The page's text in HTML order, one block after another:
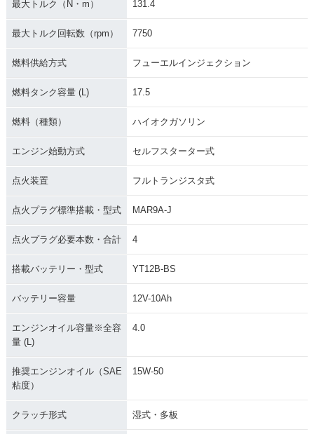
最大トルク（N・m） 131.4
最大トルク回転数（rpm） 7750
燃料供給方式 フューエルインジェクション
燃料タンク容量 (L) 17.5
燃料（種類） ハイオクガソリン
エンジン始動方式 セルフスターター式
点火装置 フルトランジスタ式
点火プラグ標準搭載・型式 MAR9A-J
点火プラグ必要本数・合計 4
搭載バッテリー・型式 YT12B-BS
バッテリー容量 12V-10Ah
エンジンオイル容量※全容
量 (L)
4.0
推奨エンジンオイル（SAE
粘度）
15W-50
クラッチ形式 湿式・多板